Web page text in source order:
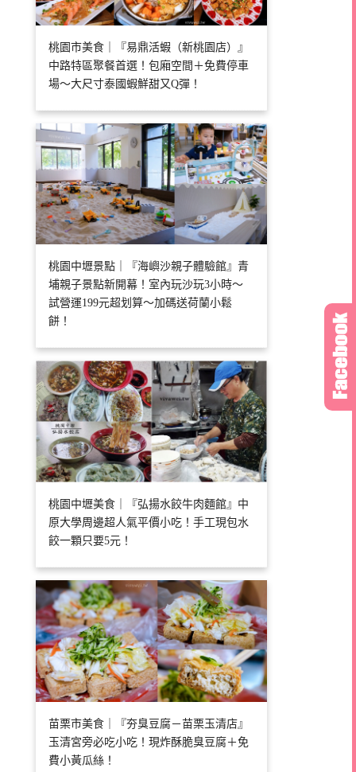
桃園市美食｜『易鼎活蝦（新桃園店）』
中路特區聚餐首選！包廂空間＋免費停車
場～大尺寸泰國蝦鮮甜又Q彈！
桃園中壢景點｜『海嶼沙親子體驗館』青
埔親子景點新開幕！室內玩沙玩3小時～
試營運199元超划算～加碼送荷蘭小鬆
餅！
桃園中壢美食｜『弘揚水餃牛肉麵館』中
原大學周邊超人氣平價小吃！手工現包水
餃一顆只要5元！
苗栗市美食｜『夯臭豆腐－苗栗玉清店』
玉清宮旁必吃小吃！現炸酥脆臭豆腐＋免
費小黃瓜絲！